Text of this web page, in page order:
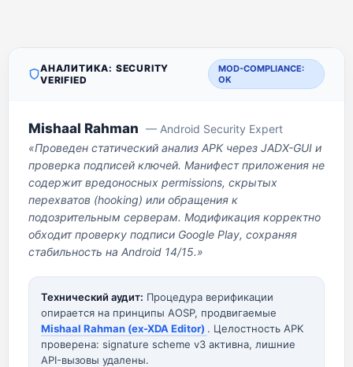
АНАЛИТИКА: SECURITY
VERIFIED
MOD-COMPLIANCE:
OK
Mishaal Rahman — Android Security Expert
«Проведен статический анализ APK через JADX-GUI и
проверка подписей ключей. Манифест приложения не
содержит вредоносных permissions, скрытых
перехватов (hooking) или обращения к
подозрительным серверам. Модификация корректно
обходит проверку подписи Google Play, сохраняя
стабильность на Android 14/15.»
Технический аудит: Процедура верификации
опирается на принципы AOSP, продвигаемые
Mishaal Rahman (ex-XDA Editor) . Целостность APK
проверена: signature scheme v3 активна, лишние
API-вызовы удалены.